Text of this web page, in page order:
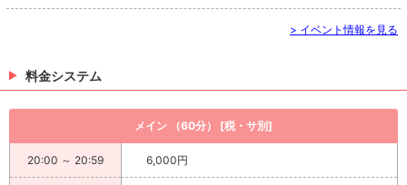
> イベント情報を見る
料金システム
メイン （60分） [税・サ別]
20:00 ～ 20:59 6,000円